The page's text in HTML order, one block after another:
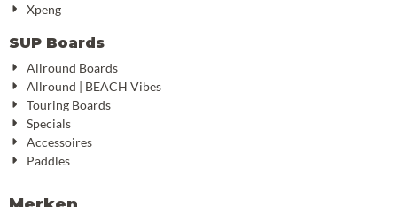
Xpeng
SUP Boards
Allround Boards
Allround | BEACH Vibes
Touring Boards
Specials
Accessoires
Paddles